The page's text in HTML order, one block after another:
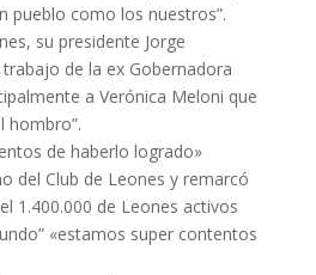
pueblo como los nuestros”.
su presidente Jorge
de la ex Gobernadora
a Verónica Meloni que
hombro”.
de haberlo logrado»
del Club de Leones y remarcó
1.400.000 de Leones activos
«estamos super contentos